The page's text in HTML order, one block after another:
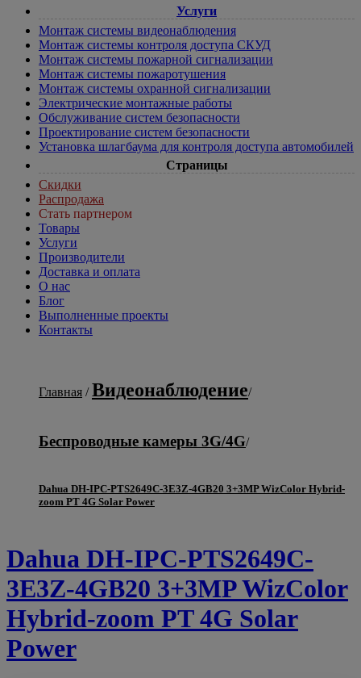
Услуги
Монтаж системы видеонаблюдения
Монтаж системы контроля доступа СКУД
Монтаж системы пожарной сигнализации
Монтаж системы пожаротушения
Монтаж системы охранной сигнализации
Электрические монтажные работы
Обслуживание систем безопасности
Проектирование систем безопасности
Установка шлагбаума для контроля доступа автомобилей
Страницы
Скидки
Распродажа
Стать партнером
Товары
Услуги
Производители
Доставка и оплата
О нас
Блог
Выполненные проекты
Контакты
Главная / Видеонаблюдение/
Беспроводные камеры 3G/4G/
Dahua DH-IPC-PTS2649C-3E3Z-4GB20 3+3MP WizColor Hybrid-
zoom PT 4G Solar Power
Dahua DH-IPC-PTS2649C-
3E3Z-4GB20 3+3MP WizColor
Hybrid-zoom PT 4G Solar
Power